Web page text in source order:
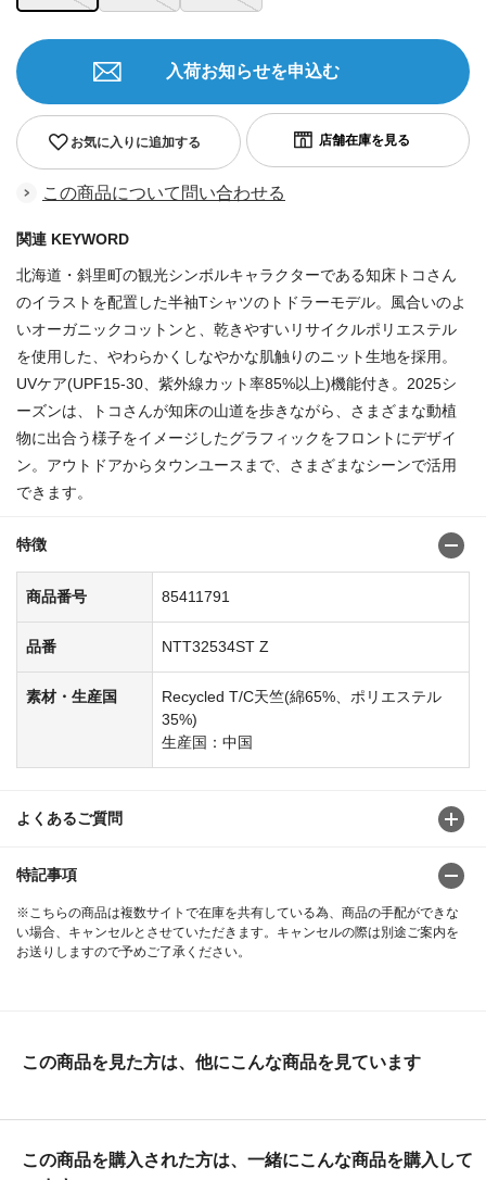
お気に入りに追加する
入荷お知らせを申込む
この商品について問い合わせる
関連 KEYWORD
北海道・斜里町の観光シンボルキャラクターである知床トコさん
のイラストを配置した半袖Tシャツのトドラーモデル。風合いのよ
いオーガニックコットンと、乾きやすいリサイクルポリエステル
を使用した、やわらかくしなやかな肌触りのニット生地を採用。
UVケア(UPF15-30、紫外線カット率85%以上)機能付き。2025シ
ーズンは、トコさんが知床の山道を歩きながら、さまざまな動植
物に出合う様子をイメージしたグラフィックをフロントにデザイ
ン。アウトドアからタウンユースまで、さまざまなシーンで活用
できます。
特徴
商品番号 85411791
品番 NTT32534ST Z
素材・生産国
Recycled T/C天竺(綿65%、ポリエステル
35%)
生産国：中国
よくあるご質問
特記事項
※こちらの商品は複数サイトで在庫を共有している為、商品の手配ができな
い場合、キャンセルとさせていただきます。キャンセルの際は別途ご案内を
お送りしますので予めご了承ください。
この商品を見た方は、他にこんな商品を見ています
この商品を購入された方は、一緒にこんな商品を購入して